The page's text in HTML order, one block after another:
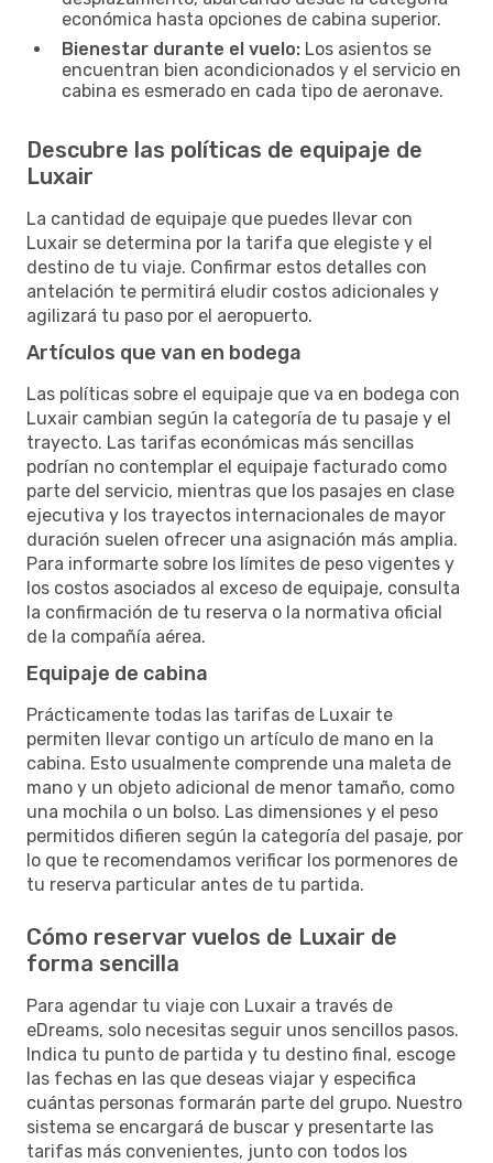
económica hasta opciones de cabina superior.
Bienestar durante el vuelo: Los asientos se
encuentran bien acondicionados y el servicio en
cabina es esmerado en cada tipo de aeronave.
Descubre las políticas de equipaje de
Luxair
La cantidad de equipaje que puedes llevar con
Luxair se determina por la tarifa que elegiste y el
destino de tu viaje. Confirmar estos detalles con
antelación te permitirá eludir costos adicionales y
agilizará tu paso por el aeropuerto.
Artículos que van en bodega
Las políticas sobre el equipaje que va en bodega con
Luxair cambian según la categoría de tu pasaje y el
trayecto. Las tarifas económicas más sencillas
podrían no contemplar el equipaje facturado como
parte del servicio, mientras que los pasajes en clase
ejecutiva y los trayectos internacionales de mayor
duración suelen ofrecer una asignación más amplia.
Para informarte sobre los límites de peso vigentes y
los costos asociados al exceso de equipaje, consulta
la confirmación de tu reserva o la normativa oficial
de la compañía aérea.
Equipaje de cabina
Prácticamente todas las tarifas de Luxair te
permiten llevar contigo un artículo de mano en la
cabina. Esto usualmente comprende una maleta de
mano y un objeto adicional de menor tamaño, como
una mochila o un bolso. Las dimensiones y el peso
permitidos difieren según la categoría del pasaje, por
lo que te recomendamos verificar los pormenores de
tu reserva particular antes de tu partida.
Cómo reservar vuelos de Luxair de
forma sencilla
Para agendar tu viaje con Luxair a través de
eDreams, solo necesitas seguir unos sencillos pasos.
Indica tu punto de partida y tu destino final, escoge
las fechas en las que deseas viajar y especifica
cuántas personas formarán parte del grupo. Nuestro
sistema se encargará de buscar y presentarte las
tarifas más convenientes, junto con todos los